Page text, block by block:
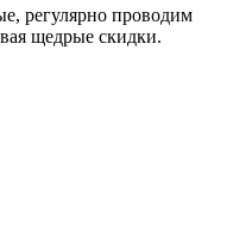
регулярно проводим
щедрые скидки.